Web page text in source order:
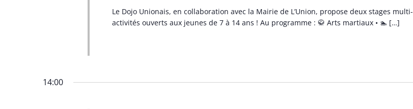
Le Dojo Unionais, en collaboration avec la Mairie de L’Union, propose deux stages multi-
activités ouverts aux jeunes de 7 à 14 ans ! Au programme : 🥋 Arts martiaux • 🏊 […]
14:00